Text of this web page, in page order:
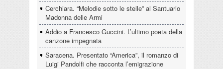
Cerchiara. “Melodie sotto le stelle” al Santuario
Madonna delle Armi
Addio a Francesco Guccini. L’ultimo poeta della
canzone impegnata
Saracena. Presentato “America”, il romanzo di
Luigi Pandolfi che racconta l’emigrazione